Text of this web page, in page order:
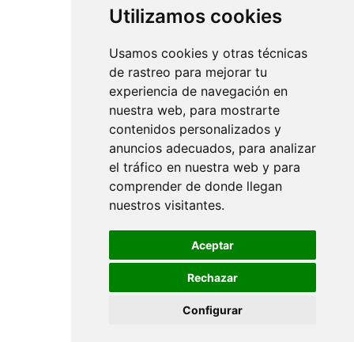
Utilizamos cookies
Usamos cookies y otras técnicas
de rastreo para mejorar tu
experiencia de navegación en
nuestra web, para mostrarte
contenidos personalizados y
anuncios adecuados, para analizar
el tráfico en nuestra web y para
comprender de donde llegan
nuestros visitantes.
Aceptar
Rechazar
Configurar